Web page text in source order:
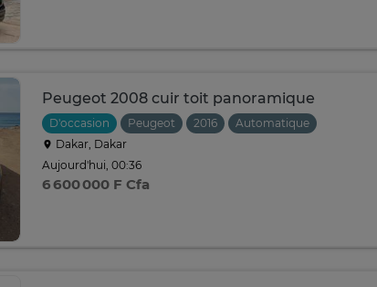
Peugeot 2008 cuir toit panoramique
D'occasion Peugeot 2016
Automatique
Dakar, Dakar
Aujourd'hui, 00:36
6 600 000 F Cfa